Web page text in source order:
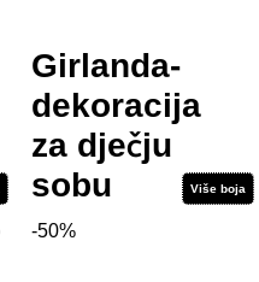
Više boja
5.00 €
do
7.00 €
Girlanda-
dekoracija
za dječju
sobu
-50%